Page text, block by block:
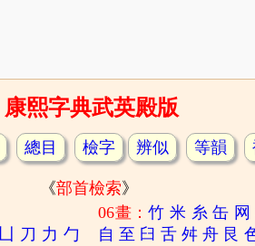
康熙字典武英殿版
總目 檢字 辨似 等韻
《部首檢索》
凵 刀 力 勹
06畫：竹 米 糸 缶 网
自 至 臼 舌 舛 舟 艮